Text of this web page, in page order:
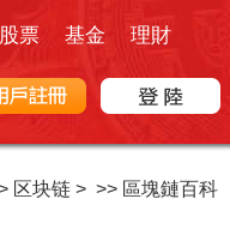
股票 基金 理財
区块链> >> 區塊鏈百科